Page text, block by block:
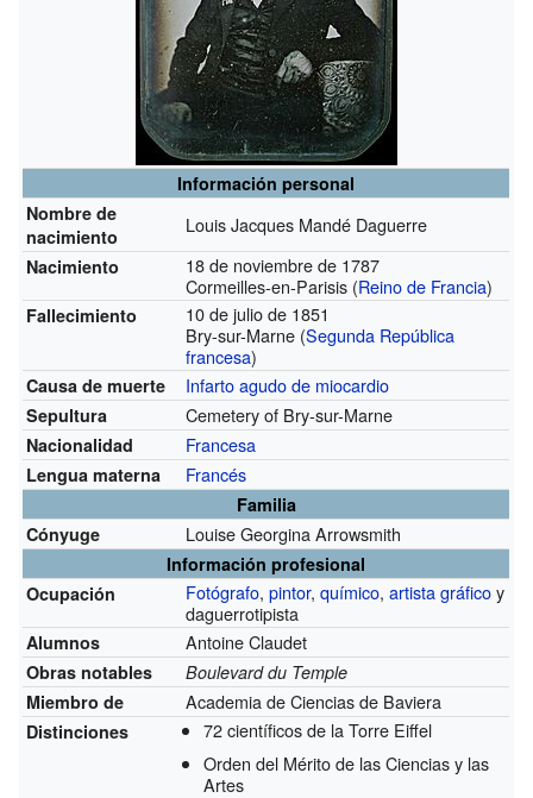
Información personal
Nombre de
nacimiento
Louis Jacques Mandé Daguerre
Nacimiento
18 de noviembre de 1787
Cormeilles-en-Parisis (Reino de Francia)
Fallecimiento
10 de julio de 1851
Bry-sur-Marne (Segunda República
francesa)
Causa de muerte Infarto agudo de miocardio
Sepultura Cemetery of Bry-sur-Marne
Nacionalidad Francesa
Lengua materna Francés
Familia
Cónyuge
Louise Georgina Arrowsmith
Información profesional
Ocupación
Fotógrafo,pintor,químico,artista gráficoy
daguerrotipista
Alumnos Antoine Claudet
Obras notables
Boulevard du Temple
Miembro de
Academia de Ciencias de Baviera
Distinciones
72 científicos de la Torre Eiffel
Orden del Mérito de las Ciencias y las
Artes